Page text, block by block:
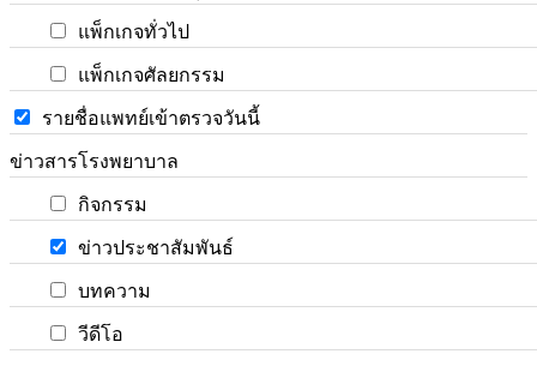
แพ็กเกจทั่วไป
แพ็กเกจศัลยกรรม
รายชื่อแพทย์เข้าตรวจวันนี้
ข่าวสารโรงพยาบาล
กิจกรรม
ข่าวประชาสัมพันธ์
บทความ
วีดีโอ